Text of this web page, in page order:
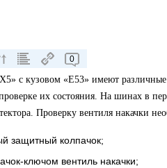
0
с кузовом «Е53» имеют
их состояния. На шинах в
Проверку вентиля накачки
защитный колпачок;
ключом вентиль накачки;